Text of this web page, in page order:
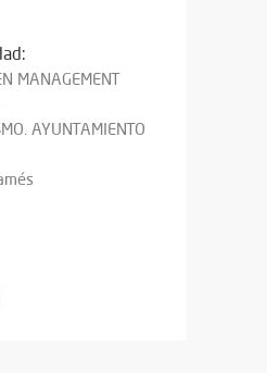
MANAGEMENT
AYUNTAMIENTO